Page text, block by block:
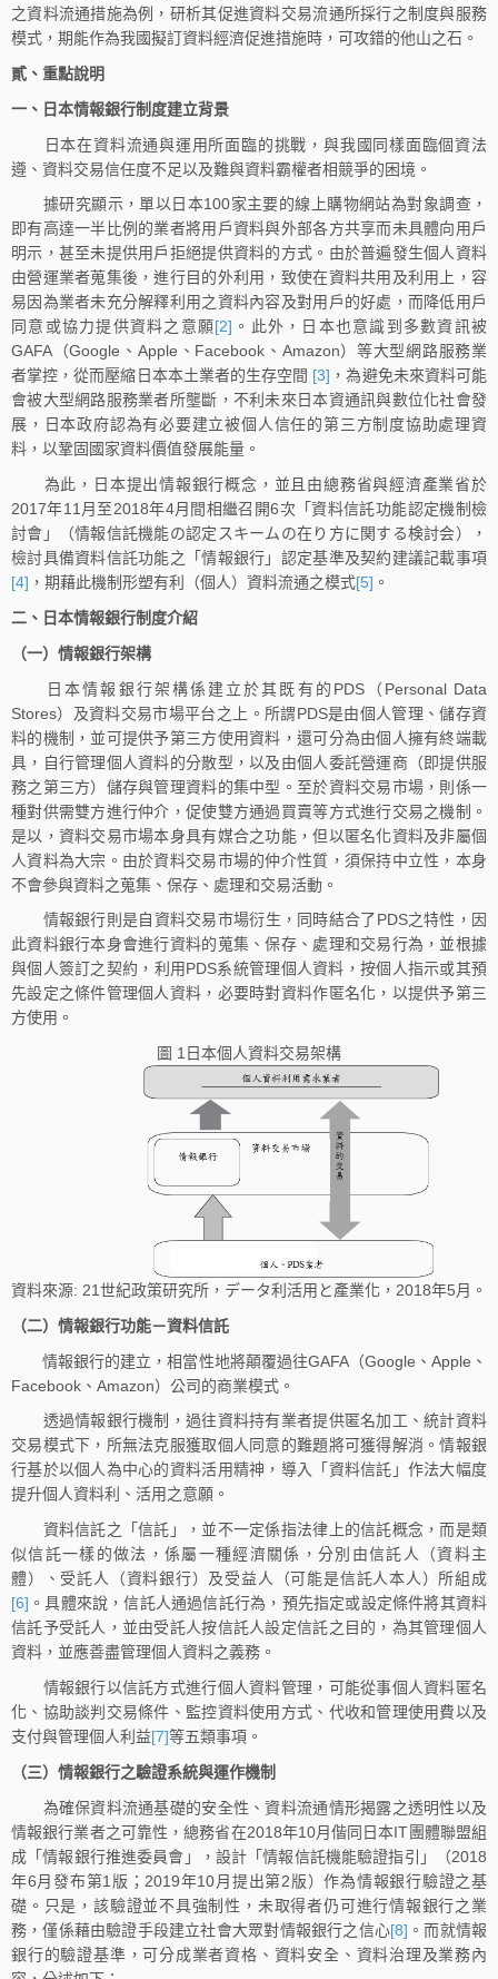
之資料流通措施為例，研析其促進資料交易流通所採行之制度與服務
模式，期能作為我國擬訂資料經濟促進措施時，可攻錯的他山之石。
貳、重點說明
一、日本情報銀行制度建立背景
日本在資料流通與運用所面臨的挑戰，與我國同樣面臨個資法
遵、資料交易信任度不足以及難與資料霸權者相競爭的困境。
據研究顯示，單以日本100家主要的線上購物網站為對象調查，
即有高達一半比例的業者將用戶資料與外部各方共享而未具體向用戶
明示，甚至未提供用戶拒絕提供資料的方式。由於普遍發生個人資料
由營運業者蒐集後，進行目的外利用，致使在資料共用及利用上，容
易因為業者未充分解釋利用之資料內容及對用戶的好處，而降低用戶
同意或協力提供資料之意願[2] 。此外，日本也意識到多數資訊被
GAFA（Google、Apple、Facebook、Amazon）等大型網路服務業
者掌控，從而壓縮日本本土業者的生存空間 [3] ，為避免未來資料可能
會被大型網路服務業者所壟斷，不利未來日本資通訊與數位化社會發
展，日本政府認為有必要建立被個人信任的第三方制度協助處理資
料，以鞏固國家資料價值發展能量。
為此，日本提出情報銀行概念，並且由總務省與經濟產業省於
2017年11月至2018年4月間相繼召開6次「資料信託功能認定機制檢
討會」（情報信託機能の認定スキームの在り方に関する検討会），
檢討具備資料信託功能之「情報銀行」認定基準及契約建議記載事項
[4] ，期藉此機制形塑有利（個人）資料流通之模式[5] 。
二、日本情報銀行制度介紹
（一）情報銀行架構
日本情報銀行架構係建立於其既有的PDS（Personal Data
Stores）及資料交易市場平台之上。所謂PDS是由個人管理、儲存資
料的機制，並可提供予第三方使用資料，還可分為由個人擁有終端載
具，自行管理個人資料的分散型，以及由個人委託營運商（即提供服
務之第三方）儲存與管理資料的集中型。至於資料交易市場，則係一
種對供需雙方進行仲介，促使雙方通過買賣等方式進行交易之機制。
是以，資料交易市場本身具有媒合之功能，但以匿名化資料及非屬個
人資料為大宗。由於資料交易市場的仲介性質，須保持中立性，本身
不會參與資料之蒐集、保存、處理和交易活動。
情報銀行則是自資料交易市場衍生，同時結合了PDS之特性，因
此資料銀行本身會進行資料的蒐集、保存、處理和交易行為，並根據
與個人簽訂之契約，利用PDS系統管理個人資料，按個人指示或其預
先設定之條件管理個人資料，必要時對資料作匿名化，以提供予第三
方使用。
圖 1日本個人資料交易架構
資料來源: 21世紀政策研究所，データ利活用と產業化，2018年5月。
（二）情報銀行功能－資料信託
情報銀行的建立，相當性地將顛覆過往GAFA（Google、Apple、
Facebook、Amazon）公司的商業模式。
透過情報銀行機制，過往資料持有業者提供匿名加工、統計資料
交易模式下，所無法克服獲取個人同意的難題將可獲得解消。情報銀
行基於以個人為中心的資料活用精神，導入「資料信託」作法大幅度
提升個人資料利、活用之意願。
資料信託之「信託」，並不一定係指法律上的信託概念，而是類
似信託一樣的做法，係屬一種經濟關係，分別由信託人（資料主
體）、受託人（資料銀行）及受益人（可能是信託人本人）所組成
[6] 。具體來說，信託人通過信託行為，預先指定或設定條件將其資料
信託予受託人，並由受託人按信託人設定信託之目的，為其管理個人
資料，並應善盡管理個人資料之義務。
情報銀行以信託方式進行個人資料管理，可能從事個人資料匿名
化、協助談判交易條件、監控資料使用方式、代收和管理使用費以及
支付與管理個人利益[7]等五類事項。
（三）情報銀行之驗證系統與運作機制
為確保資料流通基礎的安全性、資料流通情形揭露之透明性以及
情報銀行業者之可靠性，總務省在2018年10月偕同日本IT團體聯盟組
成「情報銀行推進委員會」，設計「情報信託機能驗證指引」（2018
年6月發布第1版；2019年10月提出第2版）作為情報銀行驗證之基
礎。只是，該驗證並不具強制性，未取得者仍可進行情報銀行之業
務，僅係藉由驗證手段建立社會大眾對情報銀行之信心[8] 。而就情報
銀行的驗證基準，可分成業者資格、資料安全、資料治理及業務內